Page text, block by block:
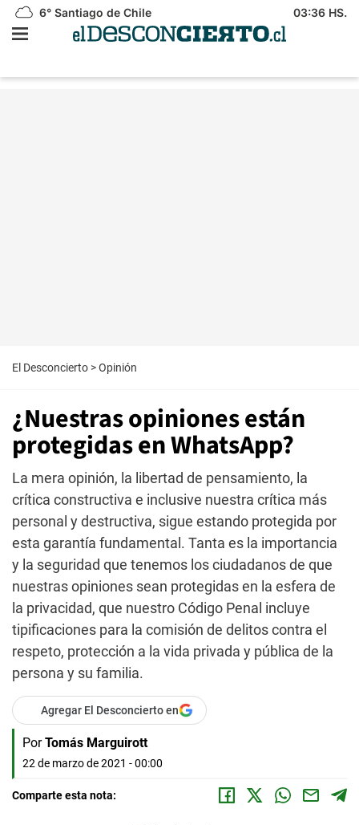
6° Santiago de Chile 03:36 HS.
El Desconcierto >Opinión
¿Nuestras opiniones están
protegidas en WhatsApp?
La mera opinión, la libertad de pensamiento, la
crítica constructiva e inclusive nuestra crítica más
personal y destructiva, sigue estando protegida por
esta garantía fundamental. Tanta es la importancia
y la seguridad que tenemos los ciudadanos de que
nuestras opiniones sean protegidas en la esfera de
la privacidad, que nuestro Código Penal incluye
tipificaciones para la comisión de delitos contra el
respeto, protección a la vida privada y pública de la
persona y su familia.
Agregar El Desconcierto en
Por Tomás Marguirott
22 de marzo de 2021 - 00:00
Comparte esta nota: